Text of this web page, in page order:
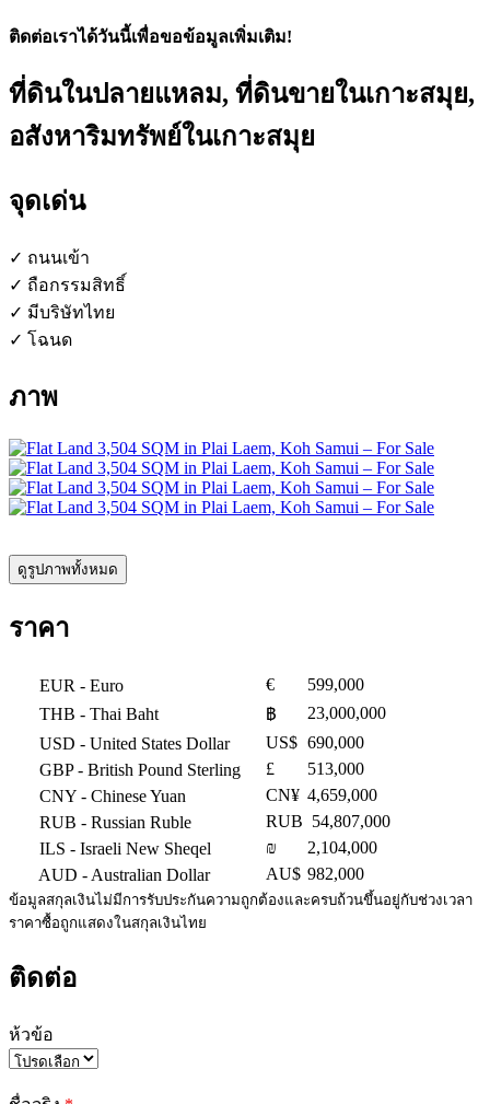
ติดต่อเราได้วันนี้เพื่อขอข้อมูลเพิ่มเติม!
ที่ดินในปลายแหลม, ที่ดินขายในเกาะสมุย,
อสังหาริมทรัพย์ในเกาะสมุย
จุดเด่น
✓ ถนนเข้า
✓ ถือกรรมสิทธิ์
✓ มีบริษัทไทย
✓ โฉนด
ภาพ
ดูรูปภาพทั้งหมด
ราคา
EUR - Euro €
599,000
THB - Thai Baht ฿
23,000,000
USD - United States Dollar US$ 690,000
GBP- British Pound Sterling £
513,000
CNY - Chinese Yuan CN¥ 4,659,000
RUB - Russian Ruble RUB 54,807,000
ILS - Israeli New Sheqel ₪
2,104,000
AUD - Australian Dollar AU$ 982,000
ข้อมูลสกุลเงินไม่มีการรับประกันความถูกต้องและครบถ้วนขึ้นอยู่กับช่วงเวลา
ราคาซื้อถูกแสดงในสกุลเงินไทย
ติดต่อ
ห้วข้อ